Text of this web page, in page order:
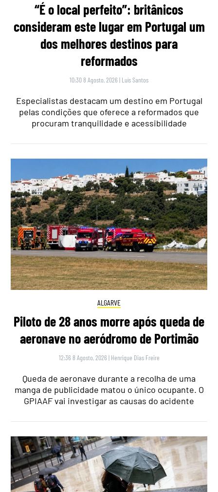
“É o local perfeito”: britânicos
consideram este lugar em Portugal um
dos melhores destinos para
reformados
10:30 8 Agosto, 2026 | Luís Santos
Especialistas destacam um destino em Portugal
pelas condições que oferece a reformados que
procuram tranquilidade e acessibilidade
ALGARVE
Piloto de 28 anos morre após queda de
aeronave no aeródromo de Portimão
12:36 8 Agosto, 2026 | Henrique Dias Freire
Queda de aeronave durante a recolha de uma
manga de publicidade matou o único ocupante. O
GPIAAF vai investigar as causas do acidente